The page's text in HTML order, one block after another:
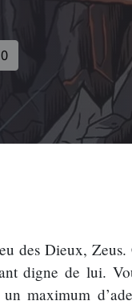
0
des Dieux,
digne de lui.
maximum